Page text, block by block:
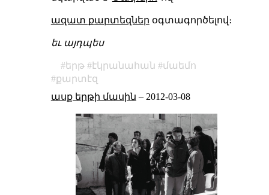
ազատ քարտեզներ օգտագործելով։
եւ այդպես
երթ էկրանահան
մաեմո
քարտէզ
ասք երթի մասին – 2012-03-08